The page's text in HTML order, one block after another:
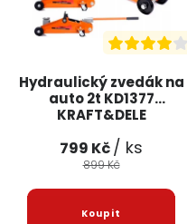
Hydraulický zvedák na
auto 2t KD1377
KRAFT&DELE
799 Kč/ ks
899 Kč